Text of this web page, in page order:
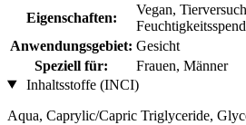
Eigenschaften:
Vegan,
Anwendungsgebiet: Gesicht
Speziell für:
Frauen, Männer
Inhaltsstoffe (INCI)
Aqua, Caprylic/Capric Triglyceride,